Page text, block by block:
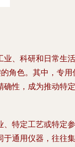
业、科研和日常生活
角色。其中，专用
确性，成为推动特定
、特定工艺或特定参
于通用仪器，往往集